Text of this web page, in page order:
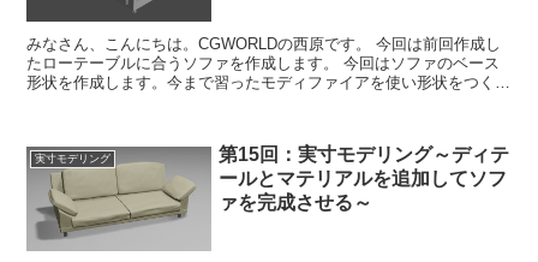
みなさん、こんにちは。CGWORLDの西原です。 今回は前回作成し
たローテーブルに合うソファを作成します。 今回はソファのベース
形状を作成します。今まで習ったモディファイアを使い形状をつくっ
実寸モデリング
第15回：実寸モデリング～ディテ
ールとマテリアルを追加してソフ
ァを完成させる～